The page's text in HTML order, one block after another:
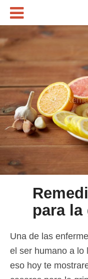
para la
Una de las
el ser humano a lo
eso hoy te